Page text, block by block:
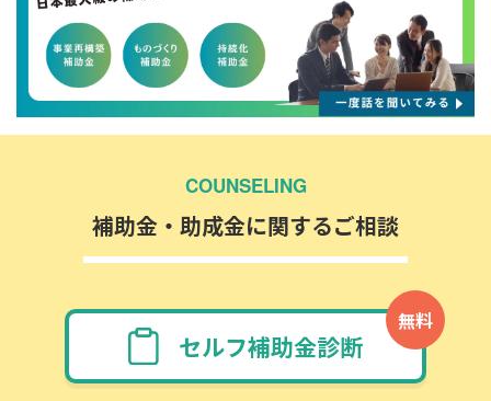
COUNSELING
補助金・助成金に関するご相談
無料
セルフ補助金診断